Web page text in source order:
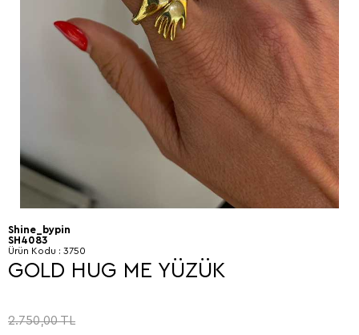
Shine_bypin
SH4083
Ürün Kodu : 3750
GOLD HUG ME YÜZÜK
2.750,00TL